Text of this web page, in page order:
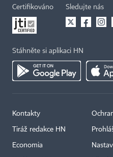
Certifikováno Sledujte nás
Stáhněte si aplikaci HN
Kontakty
Tiráž redakce HN
Economia